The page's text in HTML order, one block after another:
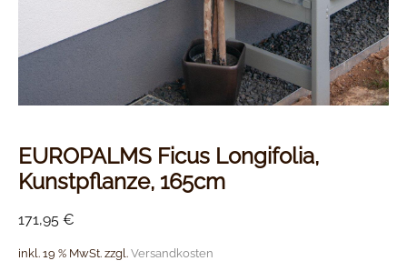
EUROPALMS Ficus Longifolia,
Kunstpflanze, 165cm
171,95 €
inkl. 19 % MwSt. zzgl. Versandkosten